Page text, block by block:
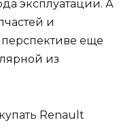
эксплуатации. А
и
еще
из
Renault